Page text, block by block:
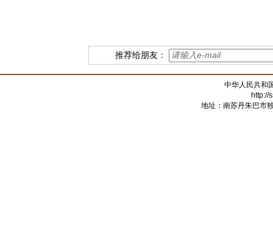
推荐给朋友：
中华人民共和
http://
地址：南苏丹朱巴市